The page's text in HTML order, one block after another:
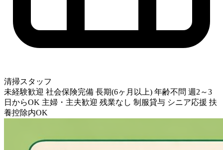
清掃スタッフ
未経験歓迎 社会保険完備 長期(6ヶ月以上) 年齢不問 週2～3
日からOK 主婦・主夫歓迎 残業なし 制服貸与 シニア応援 扶
養控除内OK